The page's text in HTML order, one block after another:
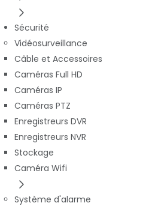
Sécurité
Vidéosurveillance
Câble et Accessoires
Caméras Full HD
Caméras IP
Caméras PTZ
Enregistreurs DVR
Enregistreurs NVR
Stockage
Caméra Wifi
Système d'alarme